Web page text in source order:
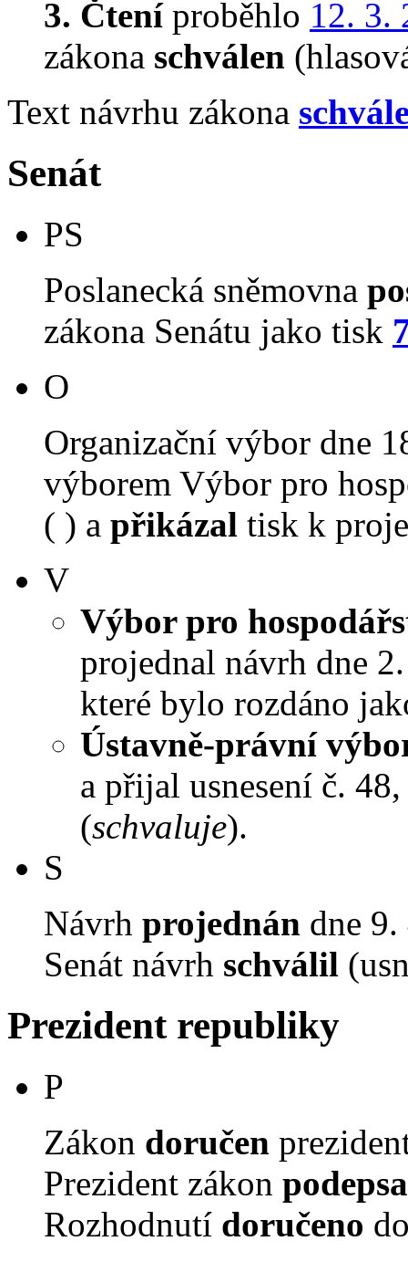
3. Čteníproběhlo 12. 3.
zákona schválen
Text návrhu zákona
Senát
PS
Poslanecká sněmovna
zákona Senátu jako tisk
O
Organizační výbor dne
výborem Výbor pro
( ) a přikázal tisk k
V
Výbor pro
projednal návrh dne
které bylo rozdáno
Ústavně-právní
a přijal usnesení č.
(schvaluje).
S
Návrh projednán dne
Senát návrh schválil
Prezident republiky
P
Zákon doručen
Prezident zákon
Rozhodnutí doručeno